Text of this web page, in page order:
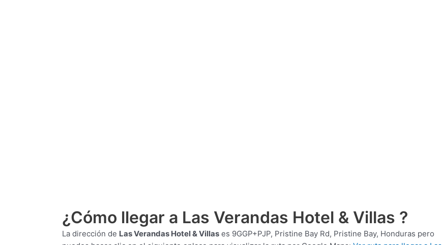
¿Cómo llegar a Las Verandas Hotel & Villas ?
La dirección de Las Verandas Hotel & Villas es 9GGP+PJP, Pristine Bay Rd, Pristine Bay, Honduras pero